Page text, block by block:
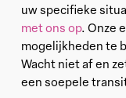
uw specifieke
met ons op. Onze
mogelijkheden te
Wacht niet af en
een soepele